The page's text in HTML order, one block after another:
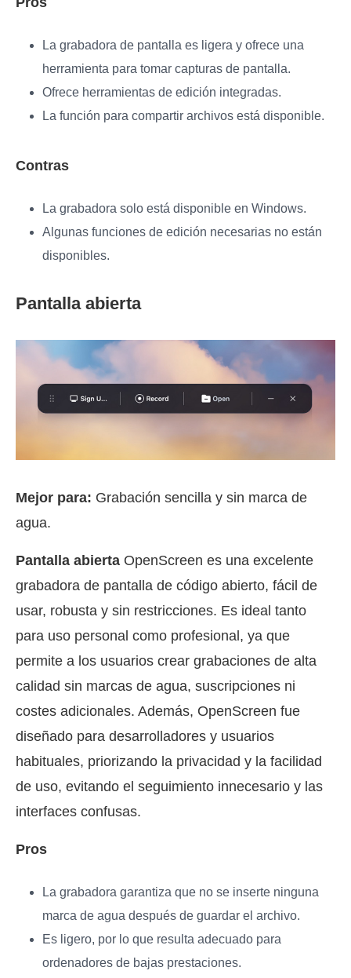
La grabadora de pantalla es ligera y ofrece una
herramienta para tomar capturas de pantalla.
Ofrece herramientas de edición integradas.
La función para compartir archivos está disponible.
Contras
La grabadora solo está disponible en Windows.
Algunas funciones de edición necesarias no están
disponibles.
Pantalla abierta
Mejor para: Grabación sencilla y sin marca de
agua.
Pantalla abierta OpenScreen es una excelente
grabadora de pantalla de código abierto, fácil de
usar, robusta y sin restricciones. Es ideal tanto
para uso personal como profesional, ya que
permite a los usuarios crear grabaciones de alta
calidad sin marcas de agua, suscripciones ni
costes adicionales. Además, OpenScreen fue
diseñado para desarrolladores y usuarios
habituales, priorizando la privacidad y la facilidad
de uso, evitando el seguimiento innecesario y las
interfaces confusas.
Pros
La grabadora garantiza que no se inserte ninguna
marca de agua después de guardar el archivo.
Es ligero, por lo que resulta adecuado para
ordenadores de bajas prestaciones.